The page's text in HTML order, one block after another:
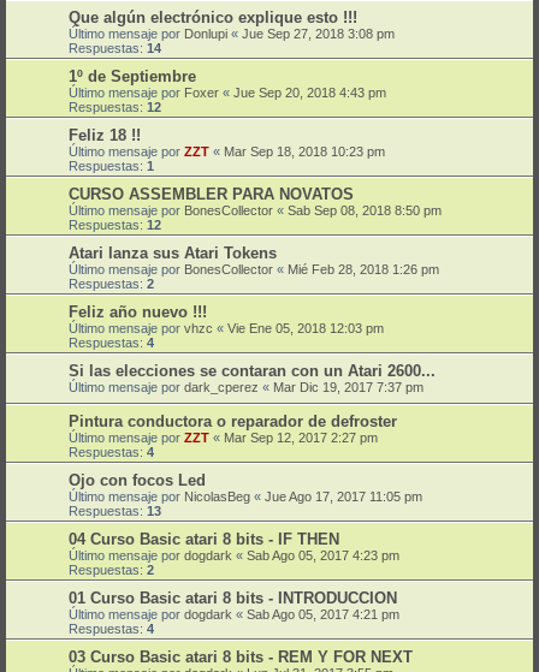
Que algún electrónico explique esto !!!
Último mensaje por Donlupi « Jue Sep 27, 2018 3:08 pm
Respuestas: 14
1º de Septiembre
Último mensaje por Foxer « Jue Sep 20, 2018 4:43 pm
Respuestas: 12
Feliz 18 !!
Último mensaje por ZZT « Mar Sep 18, 2018 10:23 pm
Respuestas: 1
CURSO ASSEMBLER PARA NOVATOS
Último mensaje por BonesCollector « Sab Sep 08, 2018 8:50 pm
Respuestas: 12
Atari lanza sus Atari Tokens
Último mensaje por BonesCollector « Mié Feb 28, 2018 1:26 pm
Respuestas: 2
Feliz año nuevo !!!
Último mensaje por vhzc « Vie Ene 05, 2018 12:03 pm
Respuestas: 4
Si las elecciones se contaran con un Atari 2600...
Último mensaje por dark_cperez « Mar Dic 19, 2017 7:37 pm
Pintura conductora o reparador de defroster
Último mensaje por ZZT « Mar Sep 12, 2017 2:27 pm
Respuestas: 4
Ojo con focos Led
Último mensaje por NicolasBeg « Jue Ago 17, 2017 11:05 pm
Respuestas: 13
04 Curso Basic atari 8 bits - IF THEN
Último mensaje por dogdark « Sab Ago 05, 2017 4:23 pm
Respuestas: 2
01 Curso Basic atari 8 bits - INTRODUCCION
Último mensaje por dogdark « Sab Ago 05, 2017 4:21 pm
Respuestas: 4
03 Curso Basic atari 8 bits - REM Y FOR NEXT